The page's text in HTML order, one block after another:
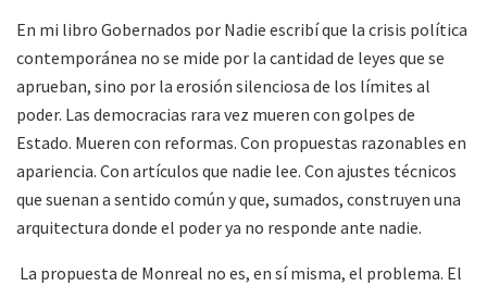
En mi libro Gobernados por Nadie escribí que la crisis política
contemporánea no se mide por la cantidad de leyes que se
aprueban, sino por la erosión silenciosa de los límites al
poder. Las democracias rara vez mueren con golpes de
Estado. Mueren con reformas. Con propuestas razonables en
apariencia. Con artículos que nadie lee. Con ajustes técnicos
que suenan a sentido común y que, sumados, construyen una
arquitectura donde el poder ya no responde ante nadie.
La propuesta de Monreal no es, en sí misma, el problema. El